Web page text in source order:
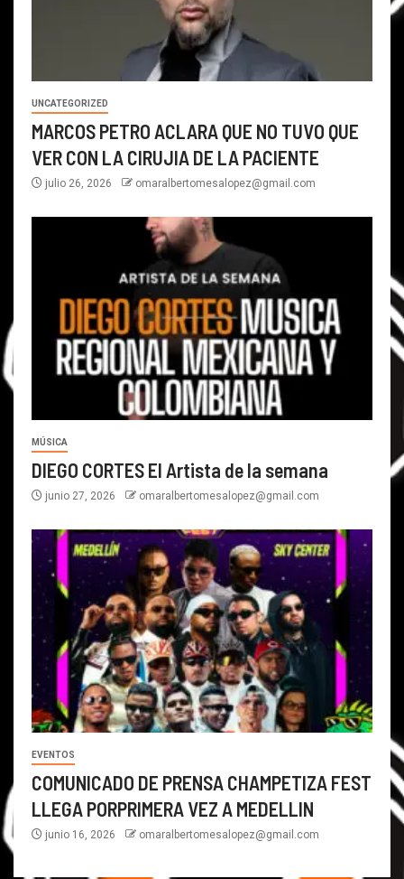
UNCATEGORIZED
MARCOS PETRO ACLARA QUE NO TUVO QUE
VER CON LA CIRUJIA DE LA PACIENTE
julio 26, 2026 omaralbertomesalopez@gmail.com
MÚSICA
DIEGO CORTES El Artista de la semana
junio 27, 2026 omaralbertomesalopez@gmail.com
EVENTOS
COMUNICADO DE PRENSA CHAMPETIZA FEST
LLEGA PORPRIMERA VEZ A MEDELLIN
junio 16, 2026 omaralbertomesalopez@gmail.com